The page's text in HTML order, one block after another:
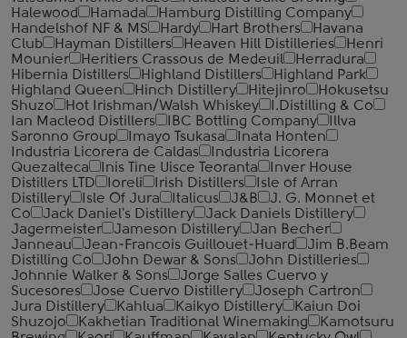
Halewood
Hamada
Hamburg Distilling Company
Handelshof NF & MS
Hardy Hart Brothers
Havana
Club
Hayman Distillers Heaven Hill Distilleries
Henri
Mounier
Heritiers Crassous de Medeuil
Herradura
Hibernia Distillers
Highland Distillers
Highland Park
Highland Queen
Hinch Distillery Hitejinro
Hokusetsu
Shuzo
Hot Irishman/Walsh Whiskey
I.Distilling & Co
Ian Macleod Distillers
IBC Bottling Company
Illva
Saronno Group
Imayo Tsukasa
Inata Honten
Industria Licorera de Caldas
Industria Licorera
Quezalteca
Inis Tine Uisce Teoranta
Inver House
Distillers LTD
Ioreli Irish Distillers
Isle of Arran
Distillery
Isle Of Jura Italicus J&B
J. G. Monnet et
Co
Jack Daniel's Distillery
Jack Daniels Distillery
Jagermeister
Jameson Distillery
Jan Becher
Janneau
Jean-Francois Guillouet-Huard
Jim B.Beam
Distilling Co
John Dewar & Sons
John Distilleries
Johnnie Walker & Sons
Jorge Salles Cuervo y
Sucesores
Jose Cuervo Distillery
Joseph Cartron
Jura Distillery
Kahlua Kaikyo Distillery
Kaiun Doi
Shuzojo
Kakhetian Traditional Winemaking
Kamotsuru